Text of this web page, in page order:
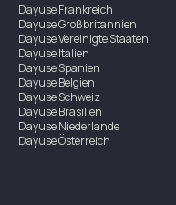
DayuseFrankreich
DayuseGroßbritannien
DayuseVereinigte Staaten
DayuseItalien
DayuseSpanien
DayuseBelgien
DayuseSchweiz
DayuseBrasilien
DayuseNiederlande
DayuseÖsterreich